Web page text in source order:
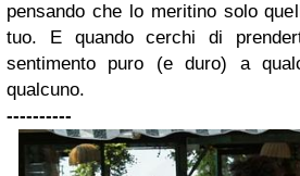
pensando che lo meritino solo
tuo. E quando cerchi di
sentimento puro (e duro) a
qualcuno.
----------